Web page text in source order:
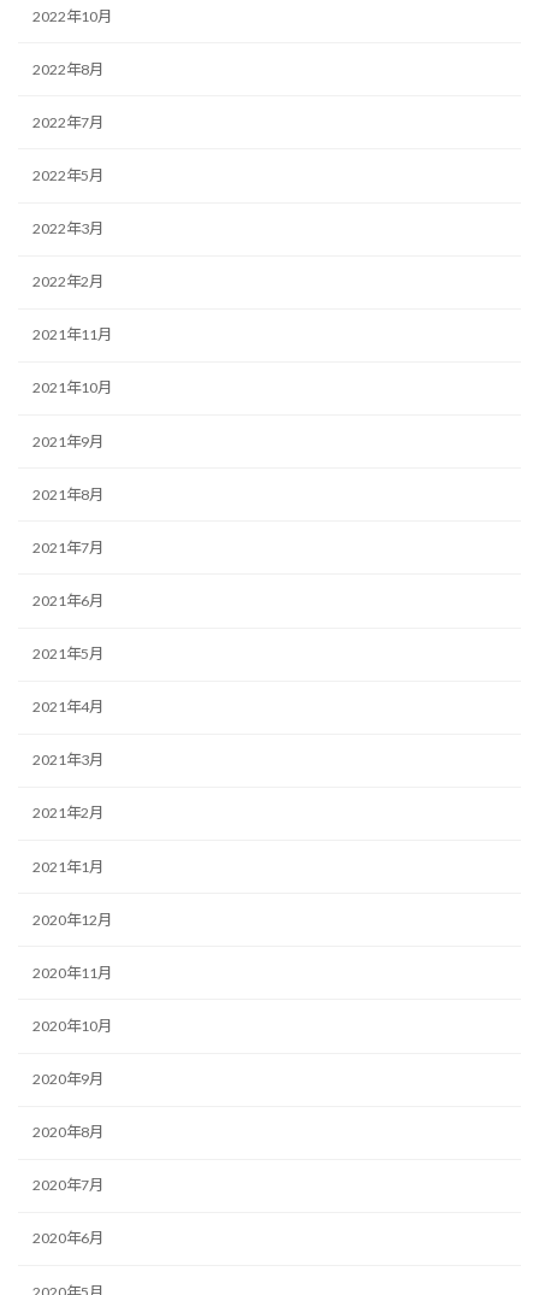
2022年10月
2022年8月
2022年7月
2022年5月
2022年3月
2022年2月
2021年11月
2021年10月
2021年9月
2021年8月
2021年7月
2021年6月
2021年5月
2021年4月
2021年3月
2021年2月
2021年1月
2020年12月
2020年11月
2020年10月
2020年9月
2020年8月
2020年7月
2020年6月